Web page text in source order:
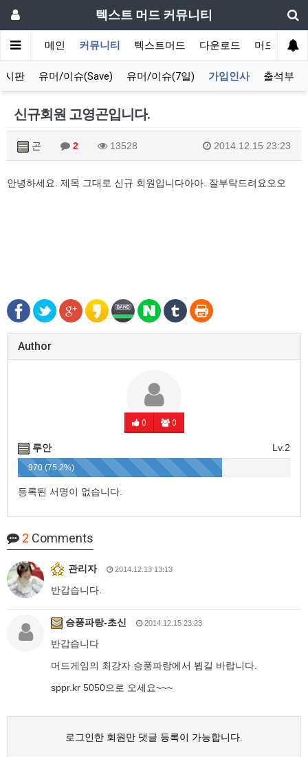
텍스트 머드 커뮤니티
메인 커뮤니티 텍스트머드 다운로드 머드 잡담
시판 유머/이슈(Save) 유머/이슈(7일) 가입인사 출석부
신규회원 고영곤입니다.
곤 2 13528 2014.12.15 23:23
안녕하세요. 제목 그대로 신규 회원입니다아아. 잘부탁드려요오오
Author
0 0
Lv.2
루안
970 (75.2%)
등록된 서명이 없습니다.
2 Comments
관리자 2014.12.13 13:13
반갑습니다.
승풍파랑-초신 2014.12.15 23:23
반갑습니다
머드게임의 최강자 승풍파랑에서 뵙길 바랍니다.
sppr.kr 5050으로 오세요~~~
로그인한 회원만 댓글 등록이 가능합니다.